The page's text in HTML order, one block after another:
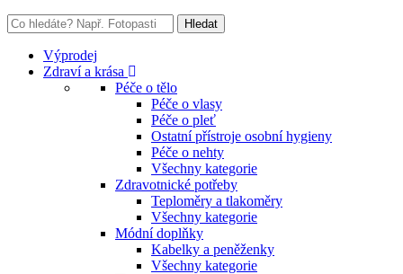
Výprodej
Zdraví a krása
Péče o tělo
Péče o vlasy
Péče o pleť
Ostatní přístroje osobní hygieny
Péče o nehty
Všechny kategorie
Zdravotnické potřeby
Teploměry a tlakoměry
Všechny kategorie
Módní doplňky
Kabelky a peněženky
Všechny kategorie